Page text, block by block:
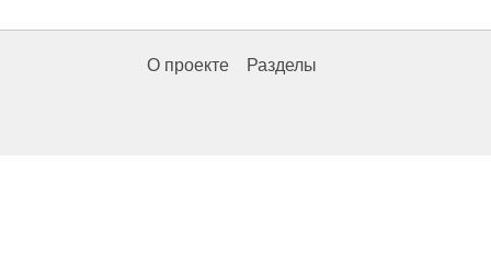
О проекте Разделы